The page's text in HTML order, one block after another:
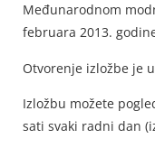
Međunarodnom
februara 2013.
Otvorenje izložbe je
Izložbu možete
sati svaki radni dan